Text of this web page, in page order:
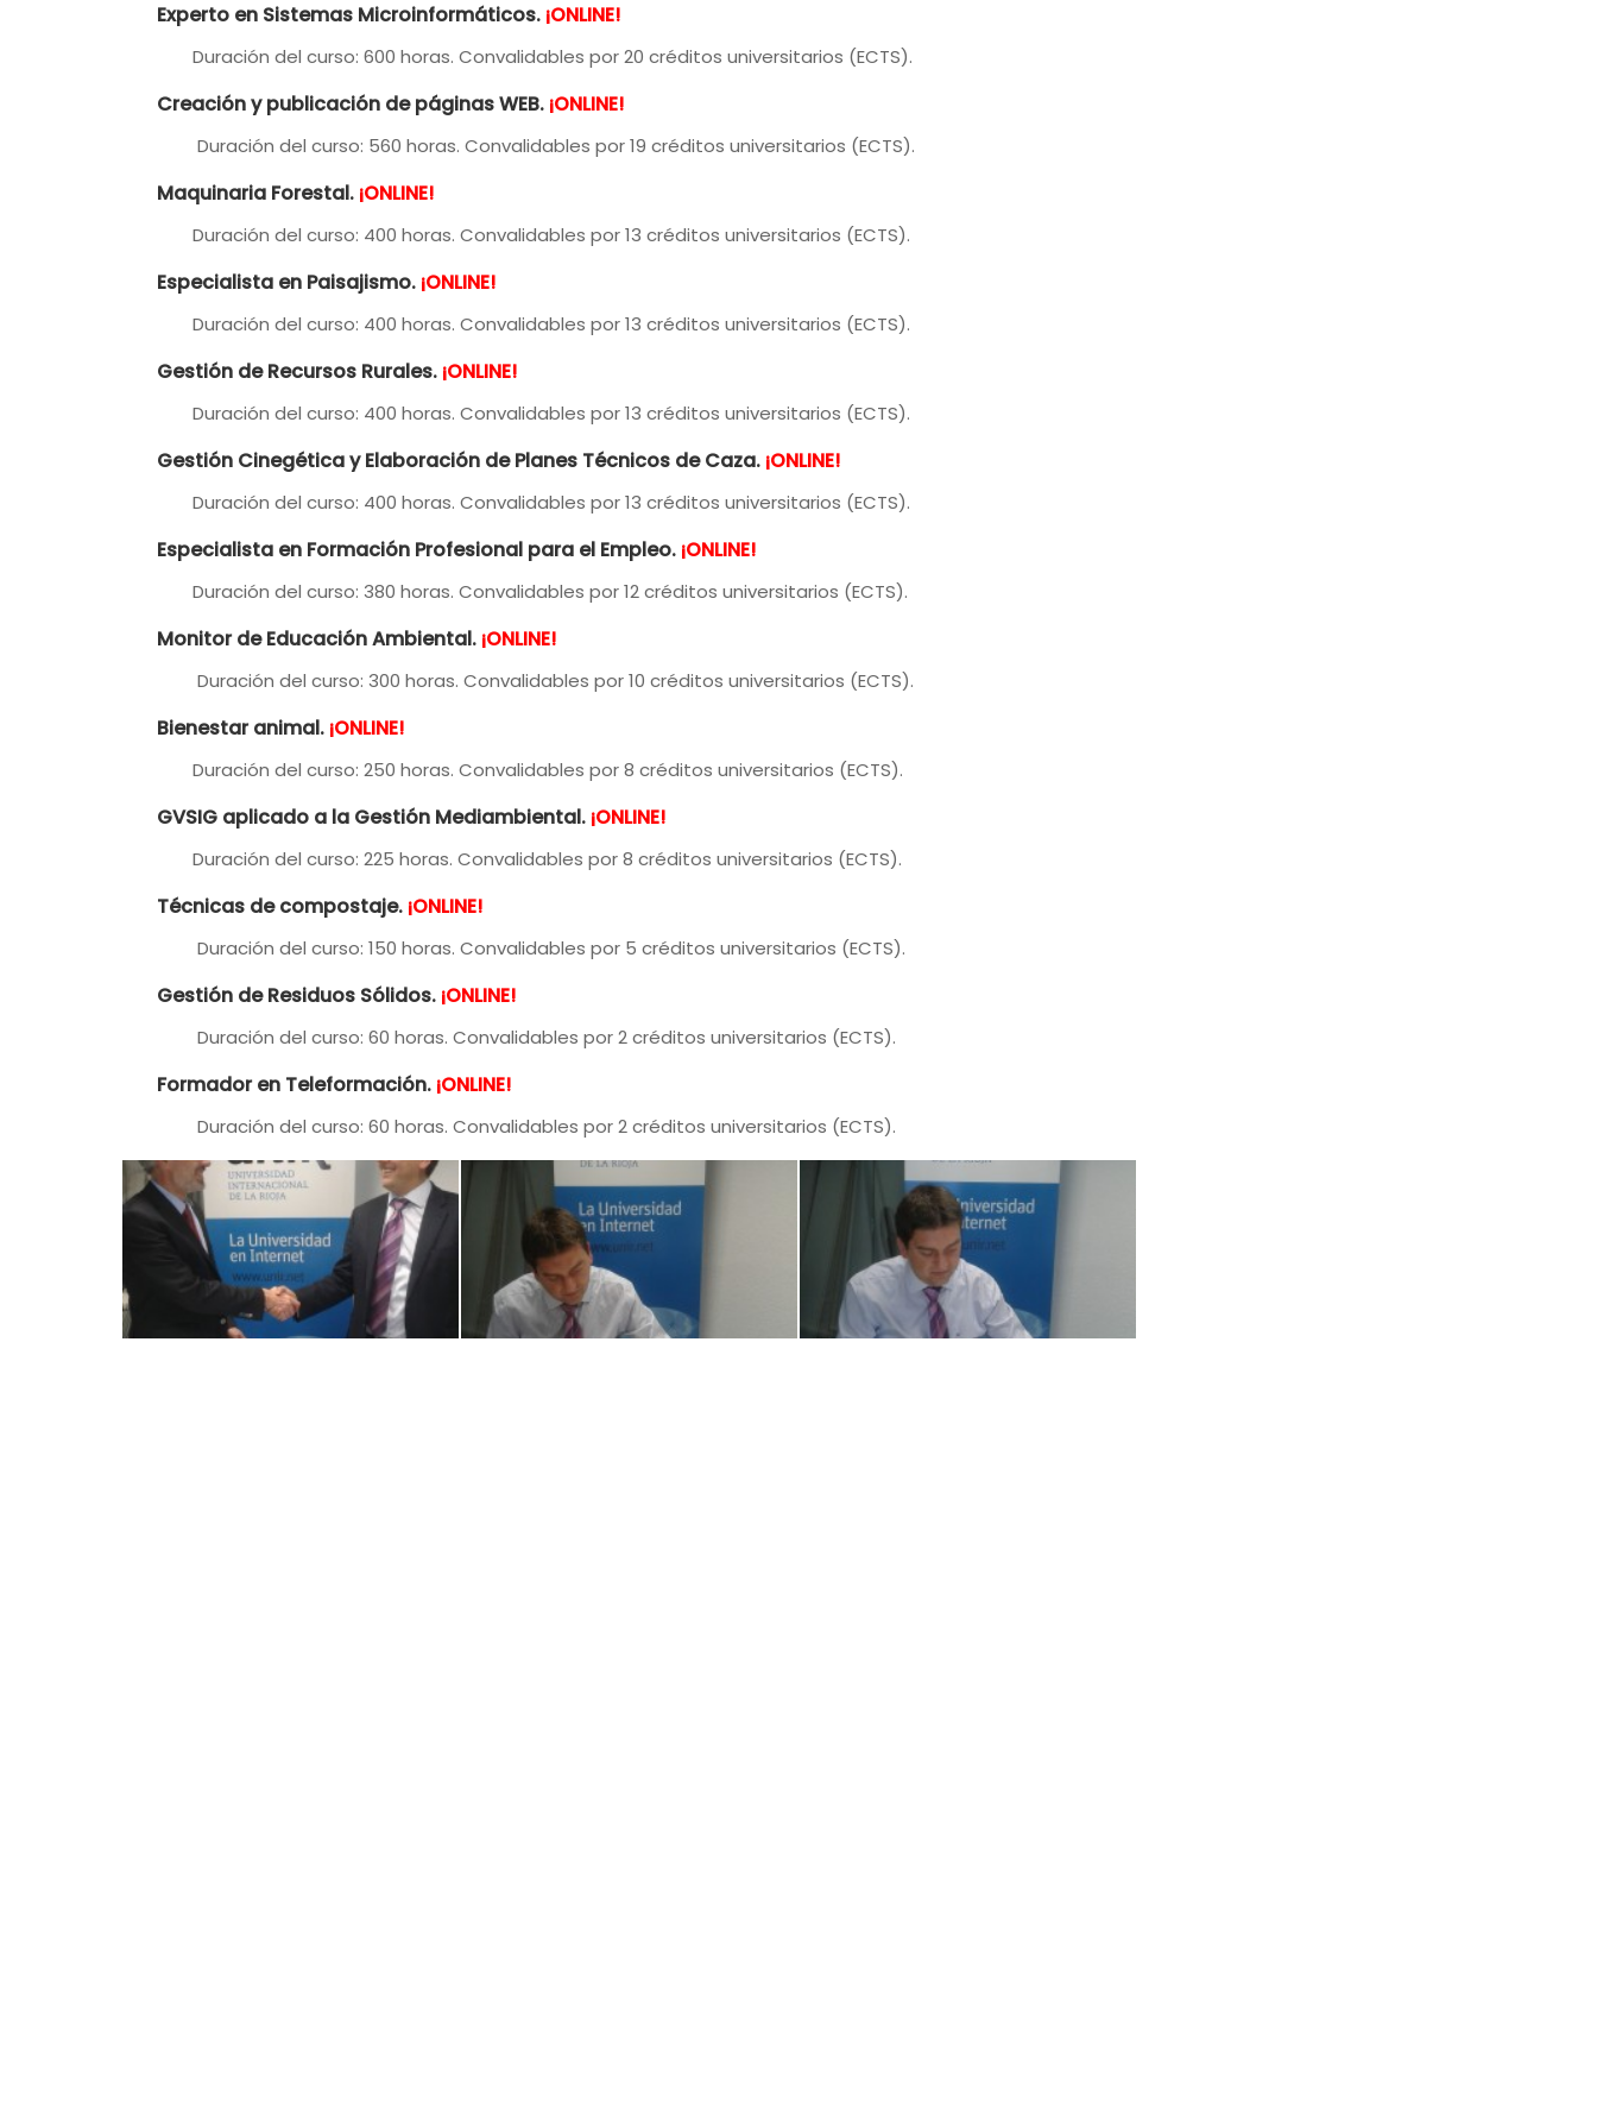
Experto en Sistemas Microinformáticos. ¡ONLINE!
Duración del curso: 600 horas. Convalidables por 20 créditos universitarios (ECTS).
Creación y publicación de páginas WEB. ¡ONLINE!
Duración del curso: 560 horas. Convalidables por 19 créditos universitarios (ECTS).
Maquinaria Forestal. ¡ONLINE!
Duración del curso: 400 horas. Convalidables por 13 créditos universitarios (ECTS).
Especialista en Paisajismo. ¡ONLINE!
Duración del curso: 400 horas. Convalidables por 13 créditos universitarios (ECTS).
Gestión de Recursos Rurales. ¡ONLINE!
Duración del curso: 400 horas. Convalidables por 13 créditos universitarios (ECTS).
Gestión Cinegética y Elaboración de Planes Técnicos de Caza. ¡ONLINE!
Duración del curso: 400 horas. Convalidables por 13 créditos universitarios (ECTS).
Especialista en Formación Profesional para el Empleo. ¡ONLINE!
Duración del curso: 380 horas. Convalidables por 12 créditos universitarios (ECTS).
Monitor de Educación Ambiental. ¡ONLINE!
Duración del curso: 300 horas. Convalidables por 10 créditos universitarios (ECTS).
Bienestar animal. ¡ONLINE!
Duración del curso: 250 horas. Convalidables por 8 créditos universitarios (ECTS).
GVSIG aplicado a la Gestión Mediambiental. ¡ONLINE!
Duración del curso: 225 horas. Convalidables por 8 créditos universitarios (ECTS).
Técnicas de compostaje. ¡ONLINE!
Duración del curso: 150 horas. Convalidables por 5 créditos universitarios (ECTS).
Gestión de Residuos Sólidos. ¡ONLINE!
Duración del curso: 60 horas. Convalidables por 2 créditos universitarios (ECTS).
Formador en Teleformación. ¡ONLINE!
Duración del curso: 60 horas. Convalidables por 2 créditos universitarios (ECTS).